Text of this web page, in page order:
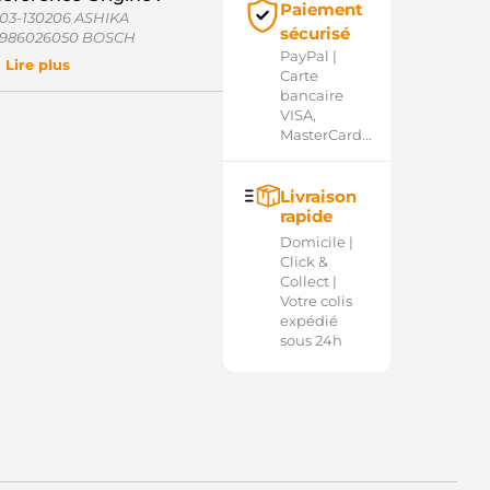
130206 ASHIKA
BOSCH
KUHNER
KUHNER
PSH
Lire plus
Paiement
sécurisé
PayPal |
Carte
bancaire
VISA,
MasterCard...
Livraison
rapide
Domicile |
Click &
Collect |
Votre colis
expédié
sous 24h